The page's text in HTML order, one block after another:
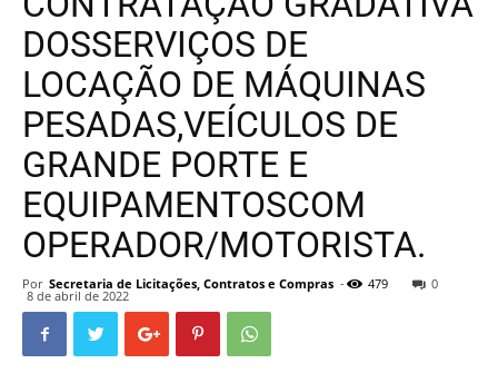
DOSSERVIÇOS DE
LOCAÇÃO DE MÁQUINAS
PESADAS,VEÍCULOS DE
GRANDE PORTE E
EQUIPAMENTOSCOM
OPERADOR/MOTORISTA.
Por Secretaria de Licitações, Contratos e Compras -
8 de abril de 2022
479 0